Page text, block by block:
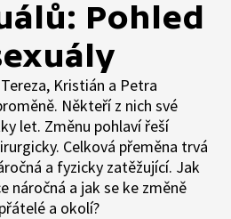
Pohled
Kristián a Petra
Někteří z nich své
let. Změnu pohlaví řeší
Celková přeměna trvá
a fyzicky zatěžující. Jak
náročná a jak se ke změně
a okolí?